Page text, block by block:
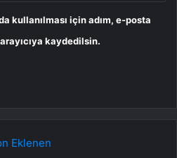
kullanılması için adım, e-posta
kaydedilsin.
Eklenen